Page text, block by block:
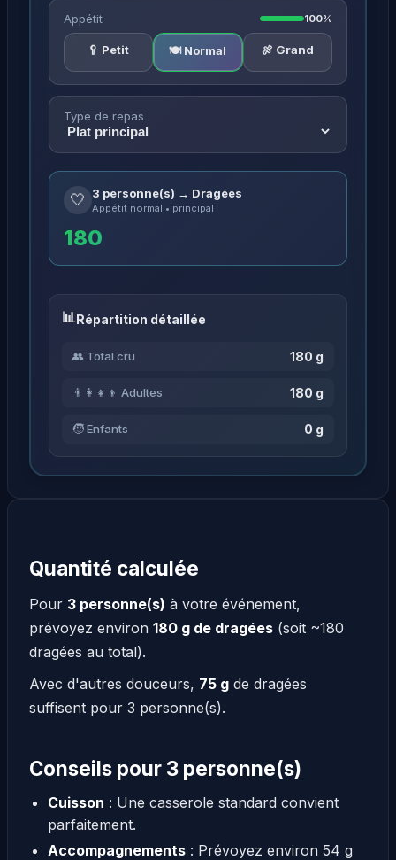
Appétit 100%
🥄 Petit 🍽️ Normal 🍖 Grand
Type de repas
🤍 3 personne(s) → Dragées
Appétit normal • principal
180
Répartition détaillée
👥 Total cru 180 g
👨‍👩‍👧‍👦 Adultes 180 g
🧒 Enfants 0 g
Quantité calculée
Pour 3 personne(s) à votre événement,
prévoyez environ 180 g de dragées (soit ~180
dragées au total).
Avec d'autres douceurs, 75 g de dragées
suffisent pour 3 personne(s).
Conseils pour 3 personne(s)
Cuisson : Une casserole standard convient
parfaitement.
Accompagnements: Prévoyez environ 54 g